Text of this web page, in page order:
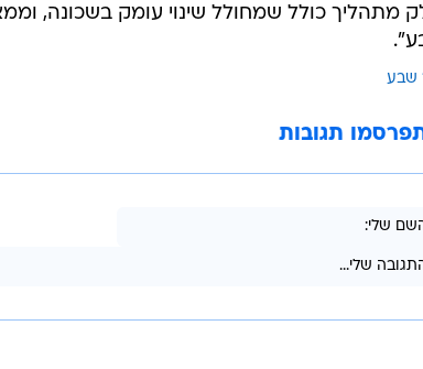
מתהליך כולל שמחולל שינוי עומק בשכונה,
שבע
תגובות